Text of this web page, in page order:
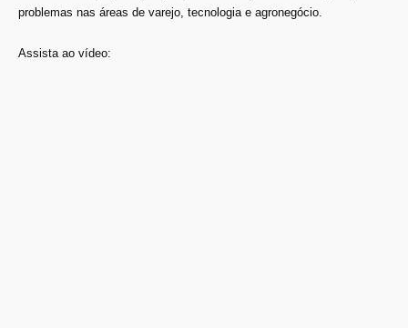
problemas nas áreas de varejo, tecnologia e agronegócio.
Assista ao vídeo: